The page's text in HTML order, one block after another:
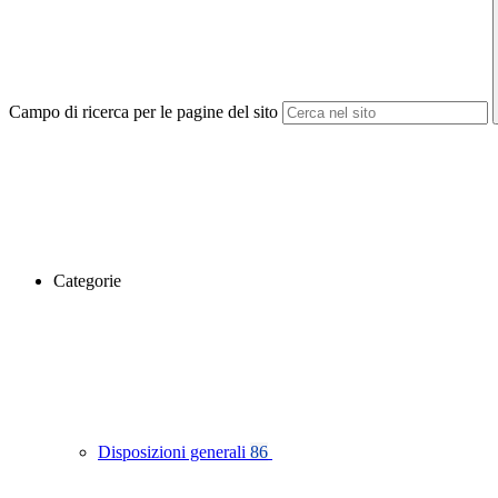
Campo di ricerca per le pagine del sito
Categorie
Disposizioni generali 86